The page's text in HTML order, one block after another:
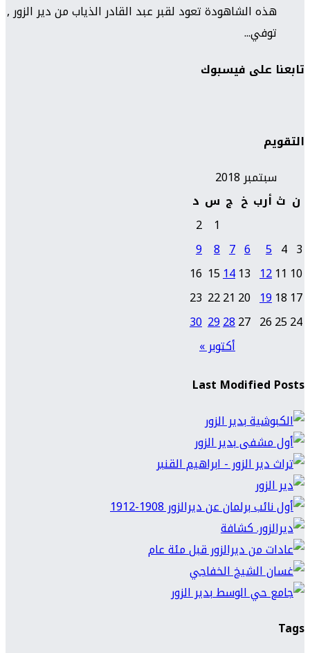
هذه الشاهودة تعود لقبر عبد القادر الذياب من دير الزور ,
توفي...
تابعنا على فيسبوك
التقويم
سبتمبر 2018
ن ث أرب خ ج س د
أكتوبر »
1
2
3
4
5
6
7
8
9
10
11
12
13
14
15
16
17
18
19
20
21
22
23
24
25
26
27
28
29
30
Last Modified Posts
Tags